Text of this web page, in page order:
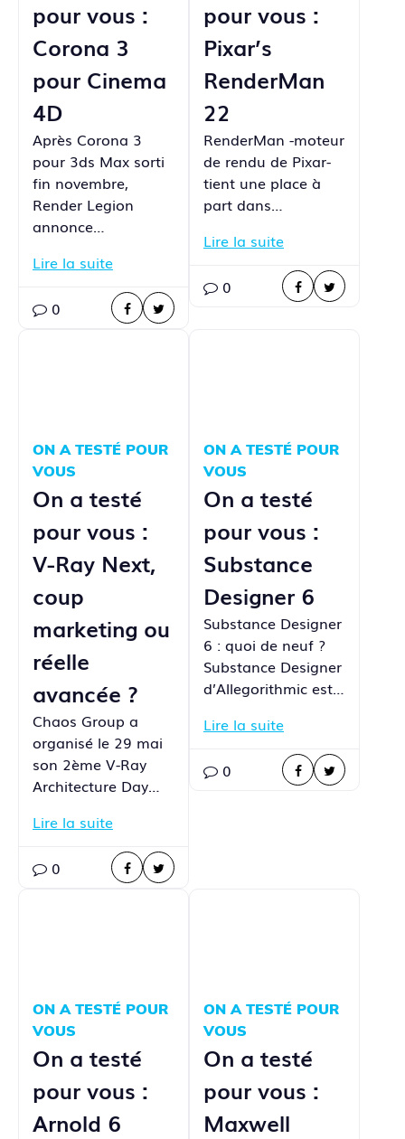
pour vous :
Corona 3
pour Cinema
4D
Après Corona 3
pour 3ds Max sorti
fin novembre,
Render Legion
annonce…
Lire la suite
0
pour vous :
Pixar’s
RenderMan
22
RenderMan -moteur
de rendu de Pixar-
tient une place à
part dans…
Lire la suite
0
ON A TESTÉ POUR
VOUS
On a testé
pour vous :
V-Ray Next,
coup
marketing ou
réelle
avancée ?
Chaos Group a
organisé le 29 mai
son 2ème V-Ray
Architecture Day…
Lire la suite
0
ON A TESTÉ POUR
VOUS
On a testé
pour vous :
Substance
Designer 6
Substance Designer
6 : quoi de neuf ?
Substance Designer
d’Allegorithmic est…
Lire la suite
0
ON A TESTÉ POUR
VOUS
On a testé
pour vous :
Arnold 6
ON A TESTÉ POUR
VOUS
On a testé
pour vous :
Maxwell